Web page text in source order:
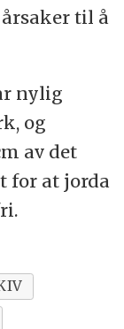
til å
nylig
og
av det
for at jorda